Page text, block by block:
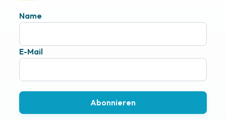
Name
E-Mail
Abonnieren